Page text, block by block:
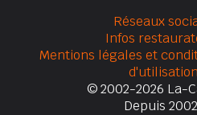
Réseaux
Infos
Mentions légales et
d'utilisation
© 2002-2026 La-
Depuis